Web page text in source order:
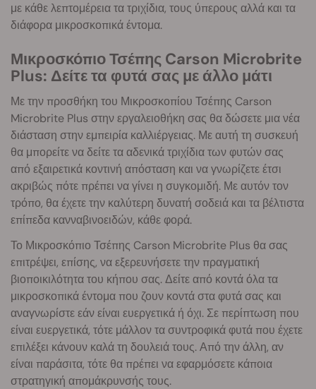
με κάθε λεπτομέρεια τα τριχίδια, τους ύπερους αλλά και τα
διάφορα μικροσκοπικά έντομα.
Μικροσκόπιο Τσέπης Carson Microbrite
Plus: Δείτε τα φυτά σας με άλλο μάτι
Με την προσθήκη του Μικροσκοπίου Τσέπης Carson
Microbrite Plus στην εργαλειοθήκη σας θα δώσετε μια νέα
διάσταση στην εμπειρία καλλιέργειας. Με αυτή τη συσκευή
θα μπορείτε να δείτε τα αδενικά τριχίδια των φυτών σας
από εξαιρετικά κοντινή απόσταση και να γνωρίζετε έτσι
ακριβώς πότε πρέπει να γίνει η συγκομιδή. Με αυτόν τον
τρόπο, θα έχετε την καλύτερη δυνατή σοδειά και τα βέλτιστα
επίπεδα κανναβινοειδών, κάθε φορά.
Το Μικροσκόπιο Τσέπης Carson Microbrite Plus θα σας
επιτρέψει, επίσης, να εξερευνήσετε την πραγματική
βιοποικιλότητα του κήπου σας. Δείτε από κοντά όλα τα
μικροσκοπικά έντομα που ζουν κοντά στα φυτά σας και
αναγνωρίστε εάν είναι ευεργετικά ή όχι. Σε περίπτωση που
είναι ευεργετικά, τότε μάλλον τα συντροφικά φυτά που έχετε
επιλέξει κάνουν καλά τη δουλειά τους. Από την άλλη, αν
είναι παράσιτα, τότε θα πρέπει να εφαρμόσετε κάποια
στρατηγική απομάκρυνσής τους.